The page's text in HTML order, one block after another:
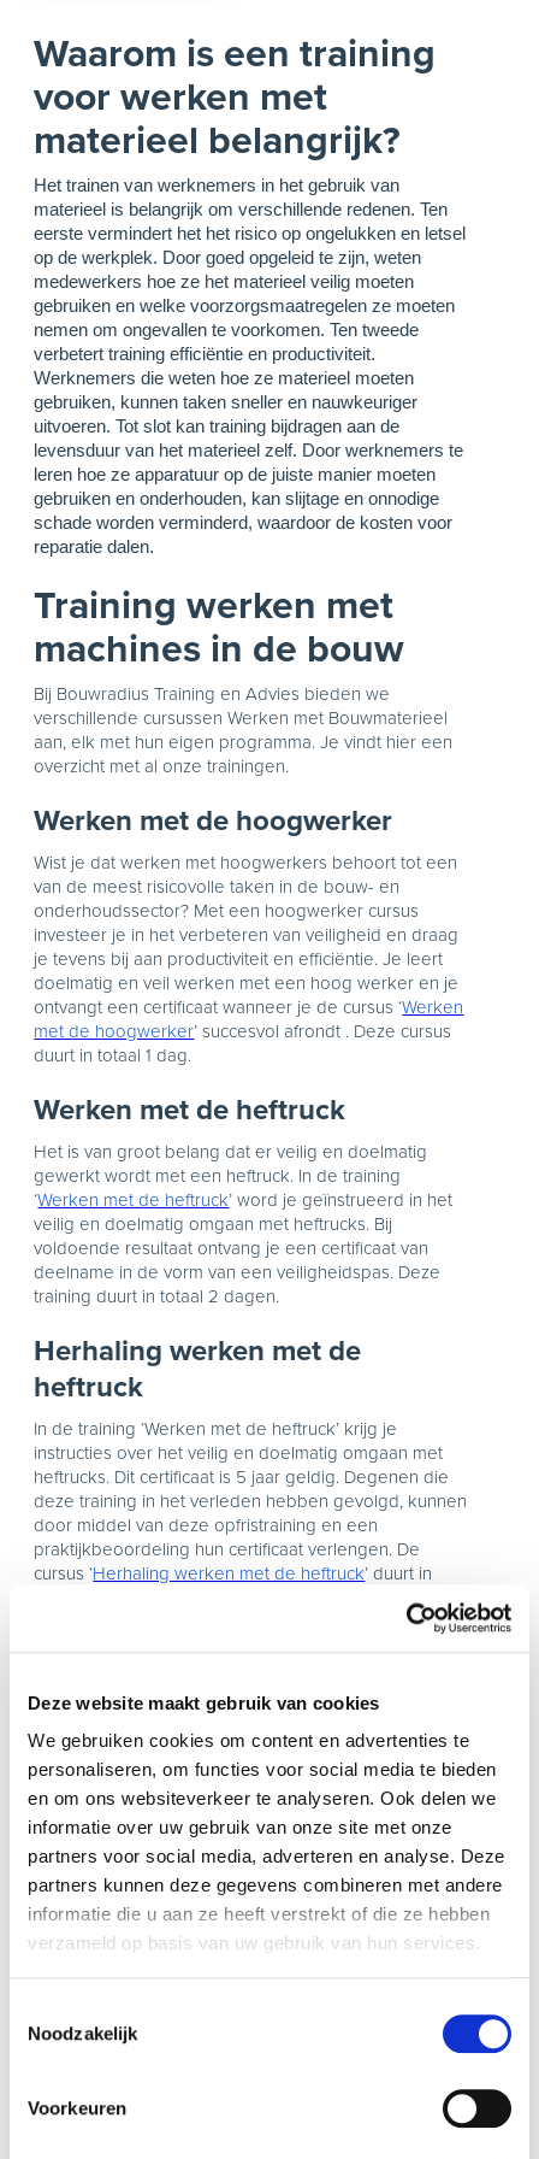
Deze website maakt gebruik van cookies
We gebruiken cookies om content en advertenties te
personaliseren, om functies voor social media te bieden
en om ons websiteverkeer te analyseren. Ook delen we
informatie over uw gebruik van onze site met onze
partners voor social media, adverteren en analyse. Deze
partners kunnen deze gegevens combineren met andere
informatie die u aan ze heeft verstrekt of die ze hebben
verzameld op basis van uw gebruik van hun services.
Noodzakelijk
Voorkeuren
Waarom is een training
voor werken met
materieel belangrijk?
Het trainen van werknemers in het gebruik van
materieel is belangrijk om verschillende redenen. Ten
eerste vermindert het het risico op ongelukken en letsel
op de werkplek. Door goed opgeleid te zijn, weten
medewerkers hoe ze het materieel veilig moeten
gebruiken en welke voorzorgsmaatregelen ze moeten
nemen om ongevallen te voorkomen. Ten tweede
verbetert training efficiëntie en productiviteit.
Werknemers die weten hoe ze materieel moeten
gebruiken, kunnen taken sneller en nauwkeuriger
uitvoeren. Tot slot kan training bijdragen aan de
levensduur van het materieel zelf. Door werknemers te
leren hoe ze apparatuur op de juiste manier moeten
gebruiken en onderhouden, kan slijtage en onnodige
schade worden verminderd, waardoor de kosten voor
reparatiedalen.
Training werken met
machines in de bouw
Bij Bouwradius Training en Advies bieden we
verschillende cursussen Werken met Bouwmaterieel
aan, elk met hun eigen programma. Je vindt hier een
overzicht met al onze trainingen.
Werken met de hoogwerker
Wist je dat werken met hoogwerkers behoort tot een
van de meest risicovolle taken in de bouw- en
onderhoudssector? Met een hoogwerker cursus
investeer je in het verbeteren van veiligheid en draag
je tevens bij aan productiviteit en efficiëntie. Je leert
doelmatig en veil werken met een hoog werker en je
ontvangt een certificaat wanneer je de cursus ‘Werken
met de hoogwerker’ succesvol afrondt . Deze cursus
duurt in totaal 1 dag.
Werken met de heftruck
Het is van groot belang dat er veilig en doelmatig
gewerkt wordt met een heftruck. In de training
‘Werken met de heftruck’ word je geïnstrueerd in het
veilig en doelmatig omgaan met heftrucks. Bij
voldoende resultaat ontvang je een certificaat van
deelname in de vorm van een veiligheidspas. Deze
training duurt in totaal 2 dagen.
Herhaling werken met de
heftruck
In de training ‘Werken met de heftruck’ krijg je
instructies over het veilig en doelmatig omgaan met
heftrucks. Dit certificaat is 5 jaar geldig. Degenen die
deze training in het verleden hebben gevolgd, kunnen
door middel van deze opfristraining en een
praktijkbeoordeling hun certificaat verlengen. De
cursus ‘Herhaling werken met de heftruck’ duurt in
Werken met de bouwcirkelzaag
Werk jij met een bouwcirkelzaag op de werkplaats?
Tijdens onze cursus ‘Werken met de bouwcirkelzaag
leer jij hoe je aantoonbaar veilig en doelmatig werkt.
De cursus bestaat voornamelijk uit praktijkles. Met
groepjes van 8 personen wordt de praktijktraining in
de werkplaats uitgevoerd. De duur van deze training is
1 dag.
Keuring arbeidsmiddelen:
steigers, ladders, trappen en
leuningwerk
kan fatale gevolgen hebben. Voor de veiligheid van
personeel op de werkvloer is dan ook het Arbobesluit
installaties moeten veilig zijn voor werknemers. Na